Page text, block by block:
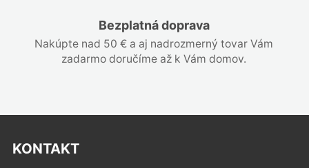
Bezplatná doprava
Nakúpte nad 50 € a aj nadrozmerný tovar Vám
zadarmo doručíme až k Vám domov.
KONTAKT